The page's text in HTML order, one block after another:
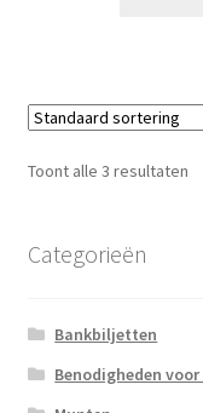
Toont alle 3 resultaten
Categorieën
Bankbiljetten
Benodigheden